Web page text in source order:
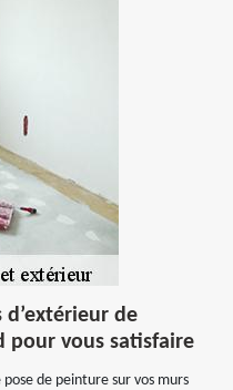
de
pour vous satisfaire
de peinture sur vos murs